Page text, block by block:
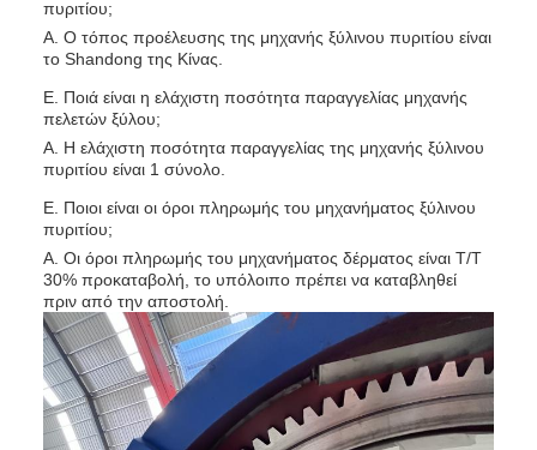
πυριτίου;
Α. Ο τόπος προέλευσης της μηχανής ξύλινου πυριτίου είναι
το Shandong της Κίνας.
Ε. Ποιά είναι η ελάχιστη ποσότητα παραγγελίας μηχανής
πελετών ξύλου;
Α. Η ελάχιστη ποσότητα παραγγελίας της μηχανής ξύλινου
πυριτίου είναι 1 σύνολο.
Ε. Ποιοι είναι οι όροι πληρωμής του μηχανήματος ξύλινου
πυριτίου;
Α. Οι όροι πληρωμής του μηχανήματος δέρματος είναι T/T
30% προκαταβολή, το υπόλοιπο πρέπει να καταβληθεί
πριν από την αποστολή.